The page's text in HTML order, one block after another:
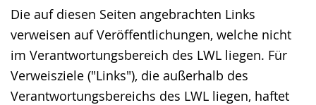
Die auf diesen Seiten angebrachten Links
verweisen auf Veröffentlichungen, welche nicht
im Verantwortungsbereich des LWL liegen. Für
Verweisziele ("Links"), die außerhalb des
Verantwortungsbereichs des LWL liegen, haftet
Gebärdensprache
wird
angezeigt.